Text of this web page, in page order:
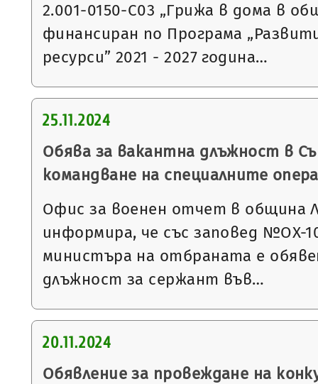
2.001-0150-С03 „Грижа в дома в
финансиран по Програма
ресурси” 2021 - 2027 година…
25.11.2024
Обява за вакантна длъжност в
командване на специалните
Офис за военен отчет в община
информира, че със заповед №ОХ-
министъра на отбраната е
длъжност за сержант във…
20.11.2024
Обявление за провеждане на